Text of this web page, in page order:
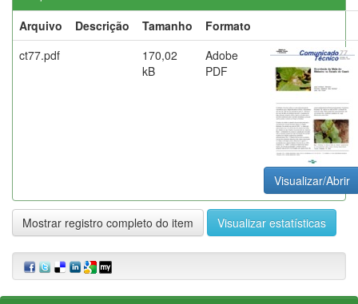
Arquivo
Descrição Tamanho
Formato
ct77.pdf
170,02
kB
Adobe
PDF
Visualizar/Abrir
Mostrar registro completo do item Visualizar estatísticas